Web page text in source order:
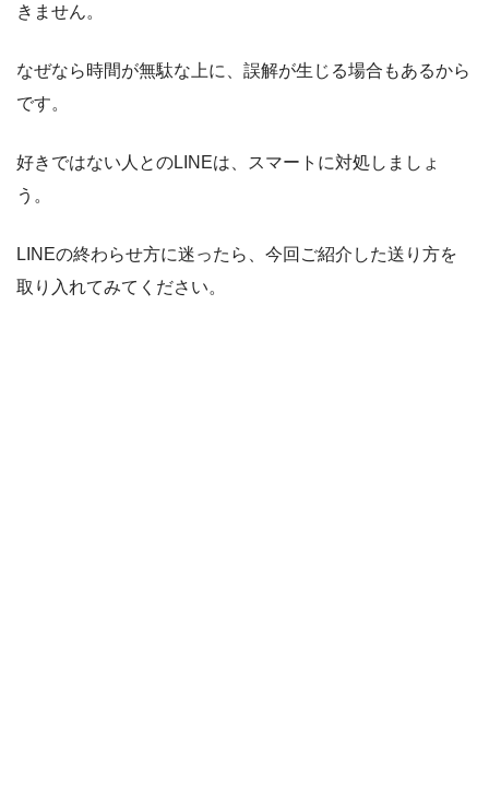
きません。
なぜなら時間が無駄な上に、誤解が生じる場合もあるから
です。
好きではない人とのLINEは、スマートに対処しましょ
う。
LINEの終わらせ方に迷ったら、今回ご紹介した送り方を
取り入れてみてください。